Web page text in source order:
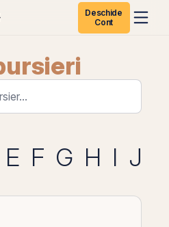
Deschide
Cont
E F G H I J